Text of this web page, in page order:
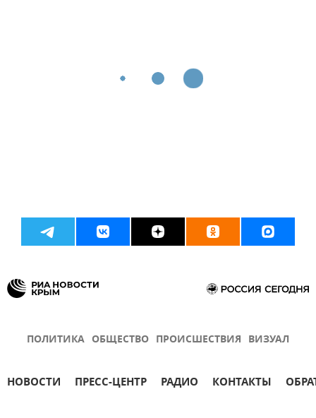
ПОЛИТИКА ОБЩЕСТВО ПРОИСШЕСТВИЯ ВИЗУАЛ
НОВОСТИ ПРЕСС-ЦЕНТР РАДИО КОНТАКТЫ